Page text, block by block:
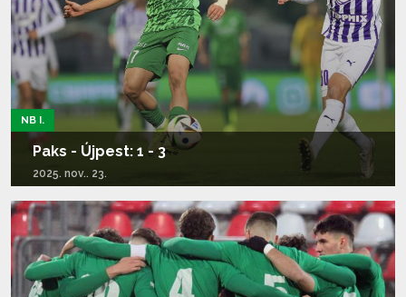
NB I.
Paks - Újpest: 1 - 3
2025. nov.. 23.
Tovább olvasom...